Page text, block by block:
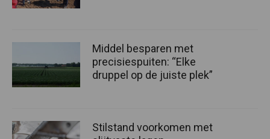
Middel besparen met
precisiespuiten: “Elke
druppel op de juiste plek”
Stilstand voorkomen met